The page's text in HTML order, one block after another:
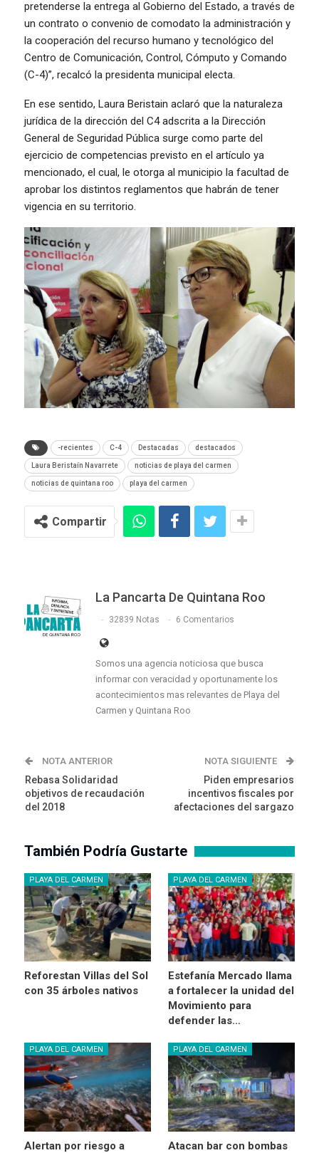
pretenderse la entrega al Gobierno del Estado, a través de
un contrato o convenio de comodato la administración y
la cooperación del recurso humano y tecnológico del
Centro de Comunicación, Control, Cómputo y Comando
(C-4)”, recalcó la presidenta municipal electa.
En ese sentido, Laura Beristain aclaró que la naturaleza
jurídica de la dirección del C4 adscrita a la Dirección
General de Seguridad Pública surge como parte del
ejercicio de competencias previsto en el artículo ya
mencionado, el cual, le otorga al municipio la facultad de
aprobar los distintos reglamentos que habrán de tener
vigencia en su territorio.
-recientes C-4 Destacadas destacados
Laura Beristaín Navarrete noticias de playa del carmen
noticias de quintana roo playa del carmen
Compartir
La Pancarta De Quintana Roo
32839 Notas 6 Comentarios
Somos una agencia noticiosa que busca
informar con veracidad y oportunamente los
acontecimientos mas relevantes de Playa del
Carmen y Quintana Roo
NOTA ANTERIOR
Rebasa Solidaridad
objetivos de recaudación
del 2018
NOTA SIGUIENTE
Piden empresarios
incentivos fiscales por
afectaciones del sargazo
También Podría Gustarte
PLAYA DEL CARMEN
Reforestan Villas del Sol
con 35 árboles nativos
PLAYA DEL CARMEN
Estefanía Mercado llama
a fortalecer la unidad del
Movimiento para
defender las…
PLAYA DEL CARMEN
Alertan por riesgo a
PLAYA DEL CARMEN
Atacan bar con bombas